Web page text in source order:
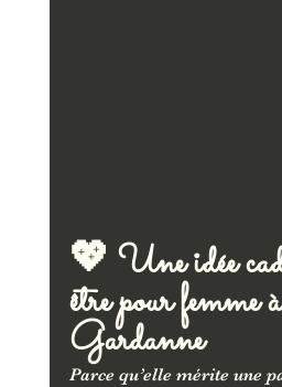
💖 Une idée
être pour femme
Gardanne
Parce qu’elle mérite une